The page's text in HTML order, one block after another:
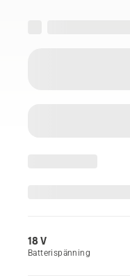
18 V
Batterispänning